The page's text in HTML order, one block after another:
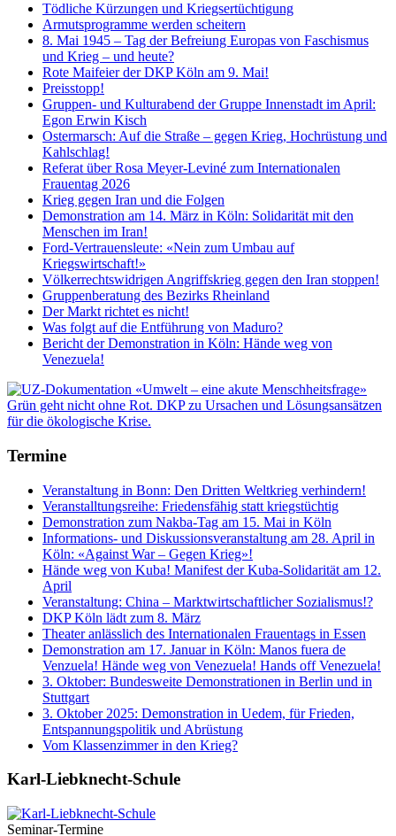
Tödliche Kürzungen und Kriegsertüchtigung
Armutsprogramme werden scheitern
8. Mai 1945 – Tag der Befreiung Europas von Faschismus
und Krieg – und heute?
Rote Maifeier der DKP Köln am 9. Mai!
Preisstopp!
Gruppen- und Kulturabend der Gruppe Innenstadt im April:
Egon Erwin Kisch
Ostermarsch: Auf die Straße – gegen Krieg, Hochrüstung und
Kahlschlag!
Referat über Rosa Meyer-Leviné zum Internationalen
Frauentag 2026
Krieg gegen Iran und die Folgen
Demonstration am 14. März in Köln: Solidarität mit den
Menschen im Iran!
Ford-Vertrauensleute: «Nein zum Umbau auf
Kriegswirtschaft!»
Völkerrechtswidrigen Angriffskrieg gegen den Iran stoppen!
Gruppenberatung des Bezirks Rheinland
Der Markt richtet es nicht!
Was folgt auf die Entführung von Maduro?
Bericht der Demonstration in Köln: Hände weg von
Venezuela!
Termine
Veranstaltung in Bonn: Den Dritten Weltkrieg verhindern!
Veranstalltungsreihe: Friedensfähig statt kriegstüchtig
Demonstration zum Nakba-Tag am 15. Mai in Köln
Informations- und Diskussionsveranstaltung am 28. April in
Köln: «Against War – Gegen Krieg»!
Hände weg von Kuba! Manifest der Kuba-Solidarität am 12.
April
Veranstaltung: China – Marktwirtschaftlicher Sozialismus!?
DKP Köln lädt zum 8. März
Theater anlässlich des Internationalen Frauentags in Essen
Demonstration am 17. Januar in Köln: Manos fuera de
Venzuela! Hände weg von Venezuela! Hands off Venezuela!
3. Oktober: Bundesweite Demonstrationen in Berlin und in
Stuttgart
3. Oktober 2025: Demonstration in Uedem, für Frieden,
Entspannungspolitik und Abrüstung
Vom Klassenzimmer in den Krieg?
Karl-Liebknecht-­Schule
Seminar-Termine